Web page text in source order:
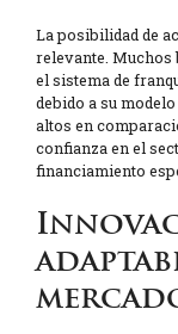
La posibilidad de
relevante. Muchos
el sistema de
debido a su
altos en
confianza en el
financiamiento